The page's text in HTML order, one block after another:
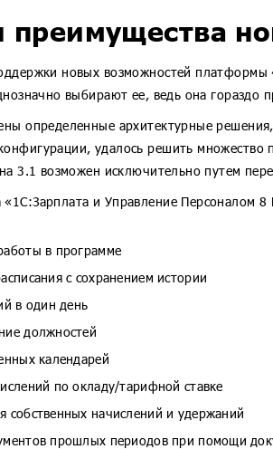
управление для ПУРЦБ КОРП
компания 8 КОРП
новых возможностей
выбирают ее, ведь она
определенные архитектурные
удалось решить
3.1 возможен исключительно путем
и Управление Персоналом
в программе
с сохранением истории
в один день
должностей
календарей
по окладу/тарифной ставке
собственных начислений и удержаний
прошлых периодов при помощи